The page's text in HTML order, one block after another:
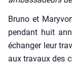
Bru­no et
pen­dant huit
échan­ger leur
aux tra­vaux des